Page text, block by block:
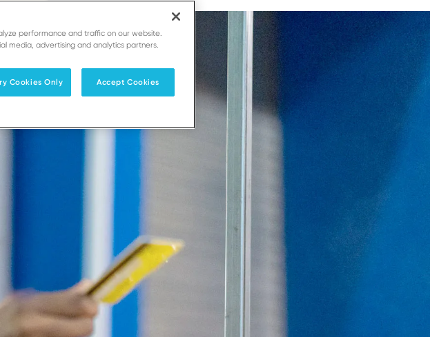
performance and traffic on our website.
media, advertising and analytics partners.
Cookies Only Accept Cookies